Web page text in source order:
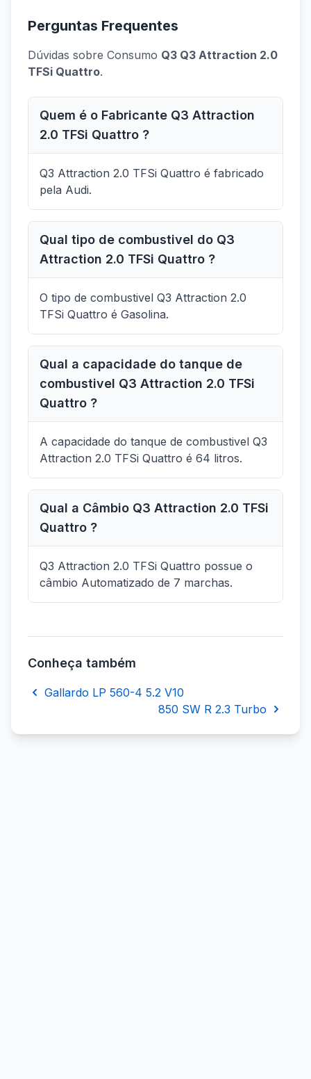
Perguntas Frequentes
Dúvidas sobre Consumo Q3 Q3 Attraction 2.0
TFSi Quattro.
Quem é o Fabricante Q3 Attraction
2.0 TFSi Quattro ?
Q3 Attraction 2.0 TFSi Quattro é fabricado
pela Audi.
Qual tipo de combustivel do Q3
Attraction 2.0 TFSi Quattro ?
O tipo de combustivel Q3 Attraction 2.0
TFSi Quattro é Gasolina.
Qual a capacidade do tanque de
combustivel Q3 Attraction 2.0 TFSi
Quattro ?
A capacidade do tanque de combustivel Q3
Attraction 2.0 TFSi Quattro é 64 litros.
Qual a Câmbio Q3 Attraction 2.0 TFSi
Quattro ?
Q3 Attraction 2.0 TFSi Quattro possue o
câmbio Automatizado de 7 marchas.
Conheça também
Gallardo LP 560-4 5.2 V10
850 SW R 2.3 Turbo